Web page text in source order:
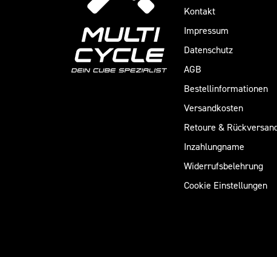
Kontakt
Impressum
Datenschutz
AGB
Bestellinformationen
Versandkosten
Retoure &
Inzahlungname
Widerrufsbelehrung
Cookie Einstellungen